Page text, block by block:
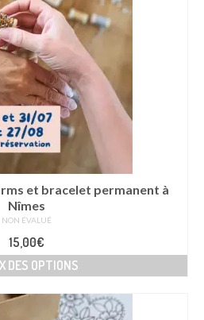
et bracelet permanent à
Nîmes
NON ÉVALUÉ
15,00€
DES OPTIONS
produit